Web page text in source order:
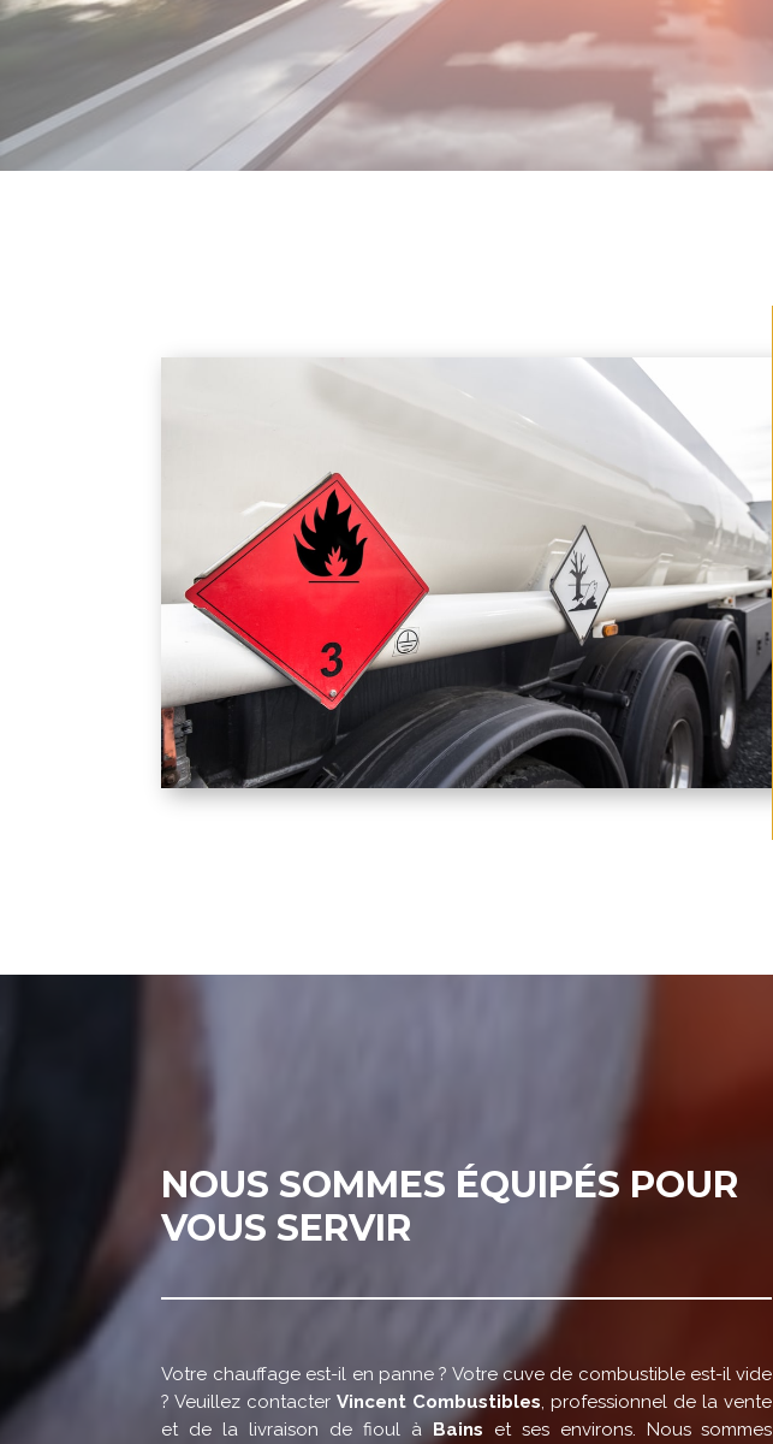
NOUS SOMMES ÉQUIPÉS POUR
VOUS SERVIR
Votre chauffage est-il en panne ? Votre cuve de combustible est-il vide
? Veuillez contacterVincent Combustibles, professionnel de la vente
et de la livraison de fioul à Bains et ses environs. Nous sommes